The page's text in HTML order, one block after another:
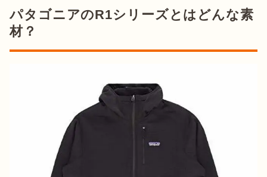
パタゴニアのR1シリーズとはどんな素
材？